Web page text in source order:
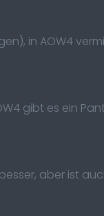
in AOW4
gibt es ein
aber ist